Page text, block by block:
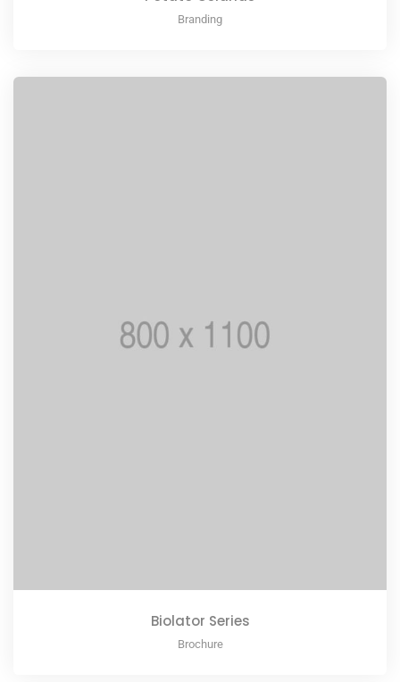
Branding
Biolator Series
Brochure